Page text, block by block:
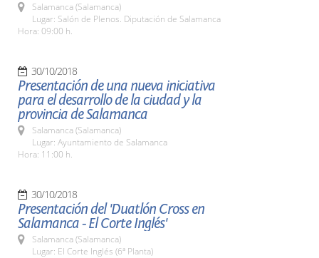
Salamanca (Salamanca)
Lugar: Salón de Plenos. Diputación de Salamanca
Hora: 09:00 h.
30/10/2018
Presentación de una nueva iniciativa
para el desarrollo de la ciudad y la
provincia de Salamanca
Salamanca (Salamanca)
Lugar: Ayuntamiento de Salamanca
Hora: 11:00 h.
30/10/2018
Presentación del 'Duatlón Cross en
Salamanca - El Corte Inglés'
Salamanca (Salamanca)
Lugar: El Corte Inglés (6ª Planta)